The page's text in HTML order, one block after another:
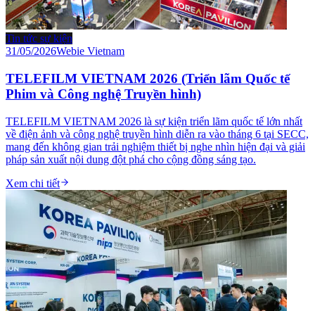
Tin tức sự kiện
31/05/2026Webie Vietnam
TELEFILM VIETNAM 2026 (Triển lãm Quốc tế
Phim và Công nghệ Truyền hình)
TELEFILM VIETNAM 2026 là sự kiện triển lãm quốc tế lớn nhất
về điện ảnh và công nghệ truyền hình diễn ra vào tháng 6 tại SECC,
mang đến không gian trải nghiệm thiết bị nghe nhìn hiện đại và giải
pháp sản xuất nội dung đột phá cho cộng đồng sáng tạo.
Xem chi tiết